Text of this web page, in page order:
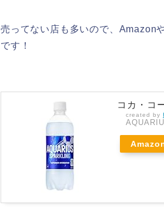
売ってない店も多いので、Amazon
です！
コカ・コ
created by